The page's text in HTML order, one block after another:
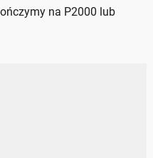
na P2000 lub